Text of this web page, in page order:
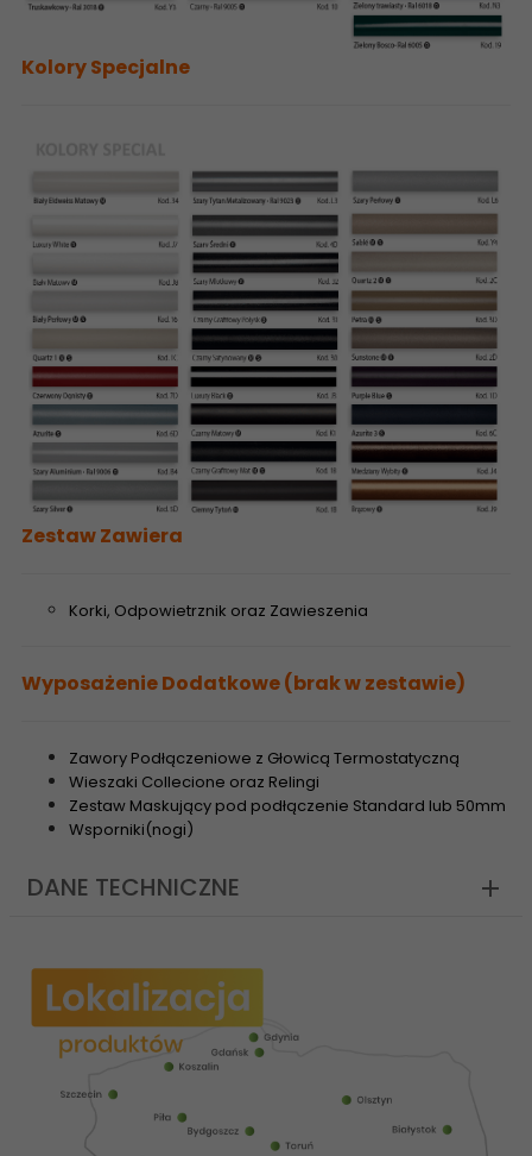
Kolory Specjalne
Zestaw Zawiera
Korki, Odpowietrznik oraz Zawieszenia
Wyposażenie Dodatkowe (brak w zestawie)
Zawory Podłączeniowe z Głowicą Termostatyczną
Wieszaki Collecione oraz Relingi
Zestaw Maskujący pod podłączenie Standard lub 50mm
Wsporniki(nogi)
DANE TECHNICZNE